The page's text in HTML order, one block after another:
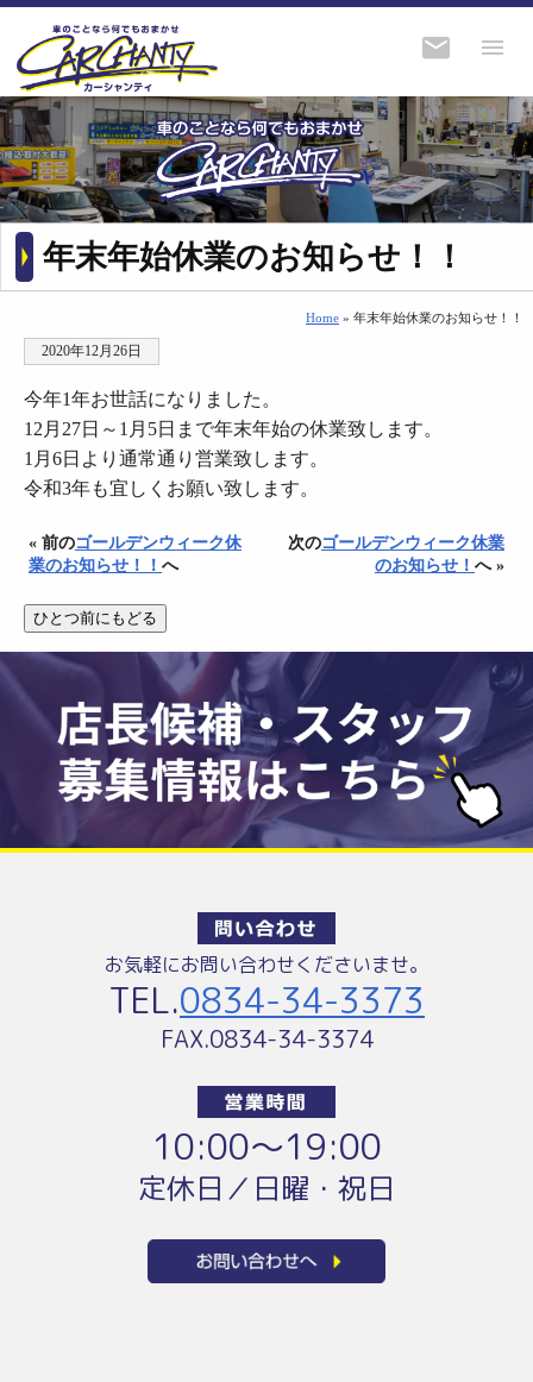
年末年始休業のお知らせ！！
Home » 年末年始休業のお知らせ！！
2020年12月26日
今年1年お世話になりました。
12月27日～1月5日まで年末年始の休業致します。
1月6日より通常通り営業致します。
令和3年も宜しくお願い致します。
« 前のゴールデンウィーク休
業のお知らせ！！ へ
次のゴールデンウィーク休業
のお知らせ！ へ »
お気軽にお問い合わせくださいませ。
TEL.0834-34-3373
FAX.0834-34-3374
10:00〜19:00
定休日／日曜・祝日